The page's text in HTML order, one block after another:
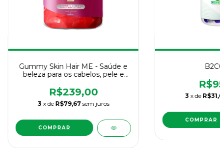
Gummy Skin Hair ME - Saúde e
beleza para os cabelos, pele e
R$239,00
3 x de R$79,67 sem juros
3 x de